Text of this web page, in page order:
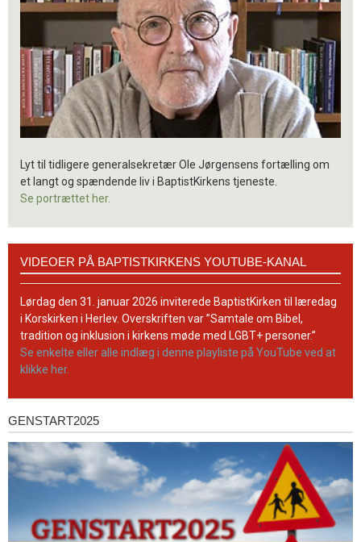
Lyt til tidligere generalsekretær Ole Jørgensens fortælling om
et langt og spændende liv i BaptistKirkens tjeneste.
Se portrættet her.
BaptistKirkens
YouTube-
kanal
VIDEOER PÅ BAPTISTKIRKENS YOUTUBE-KANAL
Lørdag den 31. januar 2026 inviterede BaptistKirken til læredag
i Korskirken i Herlev. Overskriften var ”Samtale om Bibel,
tradition og inklusion i kirkens møde med LGBT+ personer.”
Se enkelte eller alle indlæg i denne playliste på YouTube ved at
klikke her.
Genstart2025
GENSTART2025